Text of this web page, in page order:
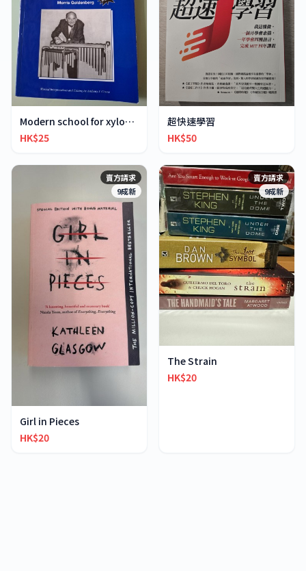
Modern school for xylophone marimba vibraphone
HK$25
超快速學習
HK$50
賣方請求
9成新
Girl in Pieces
HK$20
賣方請求
9成新
The Strain
HK$20